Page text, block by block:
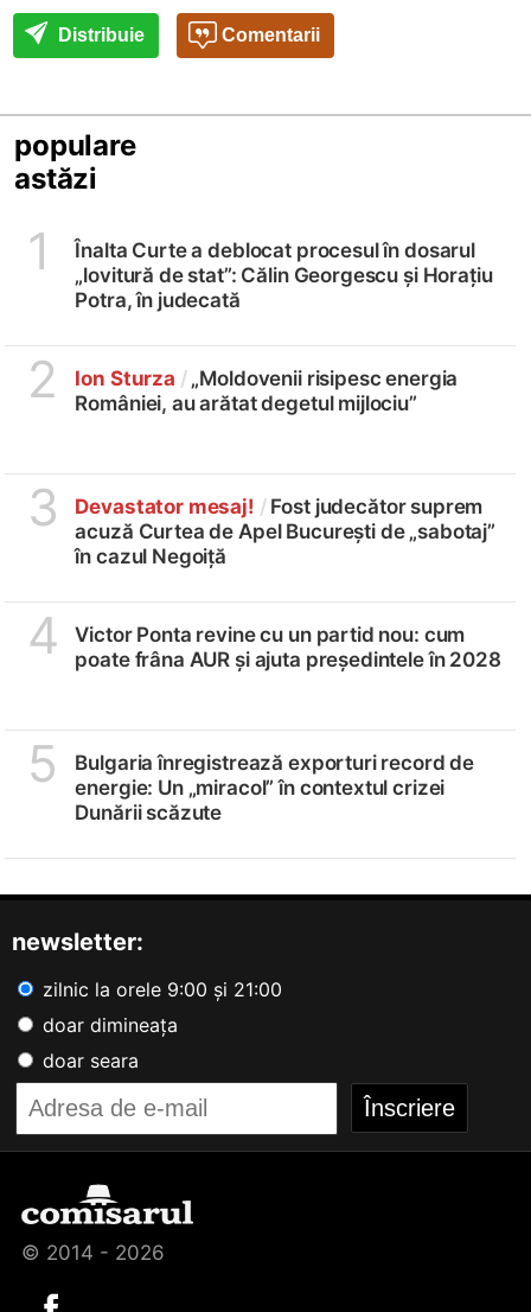
Distribuie Comentarii
populare
astăzi
1
Înalta Curte a deblocat procesul în dosarul
„lovitură de stat”: Călin Georgescu și Horațiu
Potra, în judecată
2 Ion Sturza /„Moldovenii risipesc energia
României, au arătat degetul mijlociu”
3 Devastator mesaj! / Fost judecător suprem
acuză Curtea de Apel București de „sabotaj”
în cazul Negoiță
4
Victor Ponta revine cu un partid nou: cum
poate frâna AUR și ajuta președintele în 2028
5
Bulgaria înregistrează exporturi record de
energie: Un „miracol” în contextul crizei
Dunării scăzute
newsletter:
zilnic la orele 9:00 și 21:00
doar dimineața
doar seara
© 2014 - 2026